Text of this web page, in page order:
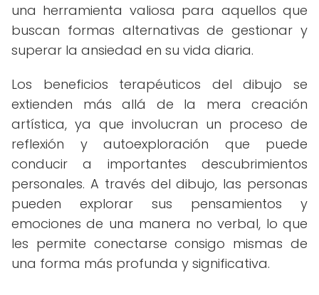
una herramienta valiosa para aquellos que
buscan formas alternativas de gestionar y
superar la ansiedad en su vida diaria.
Los beneficios terapéuticos del dibujo se
extienden más allá de la mera creación
artística, ya que involucran un proceso de
reflexión y autoexploración que puede
conducir a importantes descubrimientos
personales. A través del dibujo, las personas
pueden explorar sus pensamientos y
emociones de una manera no verbal, lo que
les permite conectarse consigo mismas de
una forma más profunda y significativa.